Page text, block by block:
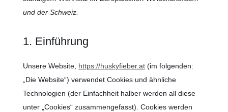
und der Schweiz.
1. Einführung
Unsere Website, https://huskyfieber.at(im folgenden:
„Die Website“) verwendet Cookies und ähnliche
Technologien (der Einfachheit halber werden all diese
unter „Cookies“ zusammengefasst). Cookies werden